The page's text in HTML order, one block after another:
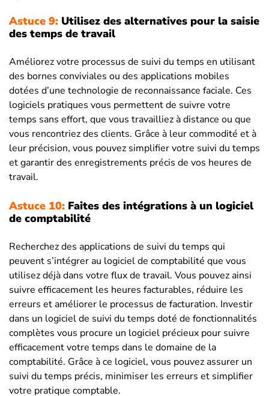
Astuce 9: Utilisez des alternatives pour la saisie
des temps de travail
Améliorez votre processus de suivi du temps en utilisant
des bornes conviviales ou des applications mobiles
dotées d’une technologie de reconnaissance faciale. Ces
logiciels pratiques vous permettent de suivre votre
temps sans effort, que vous travailliez à distance ou que
vous rencontriez des clients. Grâce à leur commodité et à
leur précision, vous pouvez simplifier votre suivi du temps
et garantir des enregistrements précis de vos heures de
travail.
Astuce 10: Faites des intégrations à un logiciel
de comptabilité
Recherchez des applications de suivi du temps qui
peuvent s’intégrer au logiciel de comptabilité que vous
utilisez déjà dans votre flux de travail. Vous pouvez ainsi
suivre efficacement les heures facturables, réduire les
erreurs et améliorer le processus de facturation. Investir
dans un logiciel de suivi du temps doté de fonctionnalités
complètes vous procure un logiciel précieux pour suivre
efficacement votre temps dans le domaine de la
comptabilité. Grâce à ce logiciel, vous pouvez assurer un
suivi du temps précis, minimiser les erreurs et simplifier
votre pratique comptable.